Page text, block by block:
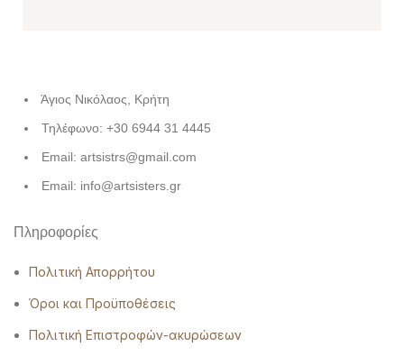
Άγιος Νικόλαος, Κρήτη
Τηλέφωνο: +30 6944 31 4445
Email: artsistrs@gmail.com
Email: info@artsisters.gr
Πληροφορίες
Πολιτική Απορρήτου
Όροι και Προϋποθέσεις
Πολιτική Επιστροφών-ακυρώσεων